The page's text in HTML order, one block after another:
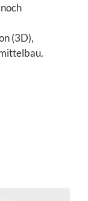
noch
(3D),